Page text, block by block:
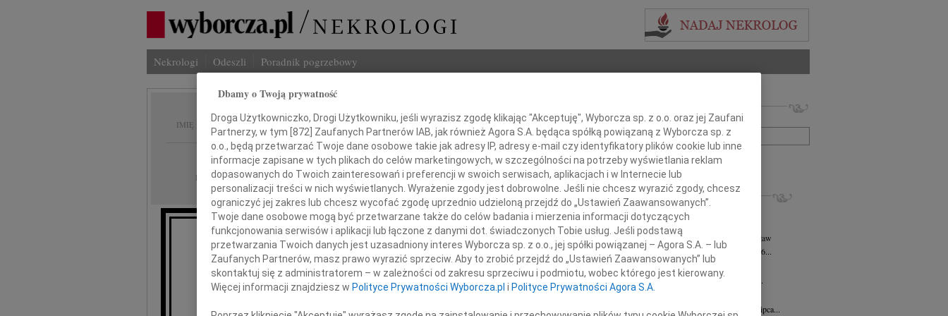
Nekrologi Odeszli Poradnik pogrzebowy
IMIĘ I NAZWISKO: Wiesław Bednarski
REGION: Wrocław
DATA EMISJI: 05.11.2018
Z głębokim żalem zawiadamiamy, że 31 października 2018 roku
w wieku 86 lat zmarł nasz ukochany Tato, Teść i Dziadek
Wiesław Bednarski
Imię i nazwisko lub numer ogłoszenia:
+ szukanie zaawansowane
INNE NEKROLOGI
Hubert Mordawski 06.08.2026
Nie mów nic: już uleciałem w taką...
Halina Hanna Kościelniak
Wrocław
Halina Hanna Kościelniak Zmarła 30.06.2026...
Henryk Brutkowski 30.07.2026
Na zawsze pozostanie w naszych sercach Z...
Piotr Olichwer
Z głębokim żalem zawiadamiamy, że dnia 7 lipca...
Dbamy o Twoją prywatność
Droga Użytkowniczko, Drogi Użytkowniku, jeśli wyrazisz zgodę klikając "Akceptuję", Wyborcza sp. z o.o. oraz jej Zaufani
Partnerzy, w tym [872] Zaufanych Partnerów IAB, jak również Agora S.A. będąca spółką powiązaną z Wyborcza sp. z
o.o., będą przetwarzać Twoje dane osobowe takie jak adresy IP, adresy e-mail czy identyfikatory plików cookie lub inne
informacje zapisane w tych plikach do celów marketingowych, w szczególności na potrzeby wyświetlania reklam
dopasowanych do Twoich zainteresowań i preferencji w swoich serwisach, aplikacjach i w Internecie lub
personalizacji treści w nich wyświetlanych. Wyrażenie zgody jest dobrowolne. Jeśli nie chcesz wyrazić zgody, chcesz
ograniczyć jej zakres lub chcesz wycofać zgodę uprzednio udzieloną przejdź do „Ustawień Zaawansowanych”.
Twoje dane osobowe mogą być przetwarzane także do celów badania i mierzenia informacji dotyczących
funkcjonowania serwisów i aplikacji lub łączone z danymi dot. świadczonych Tobie usług. Jeśli podstawą
przetwarzania Twoich danych jest uzasadniony interes Wyborcza sp. z o.o., jej spółki powiązanej – Agora S.A. – lub
Zaufanych Partnerów, masz prawo wyrazić sprzeciw. Aby to zrobić przejdź do „Ustawień Zaawansowanych” lub
skontaktuj się z administratorem – w zależności od zakresu sprzeciwu i podmiotu, wobec którego jest kierowany.
Więcej informacji znajdziesz w Polityce Prywatności Wyborcza.pl i Polityce Prywatności Agora S.A.